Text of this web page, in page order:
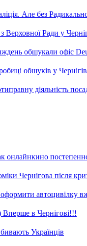
Але без
Верховної Ради у
обшукали офіс
обшуків у
діяльність
онлайнкино
Чернігова після
автоцивілку
Вперше в Чернігові!!!
Українців